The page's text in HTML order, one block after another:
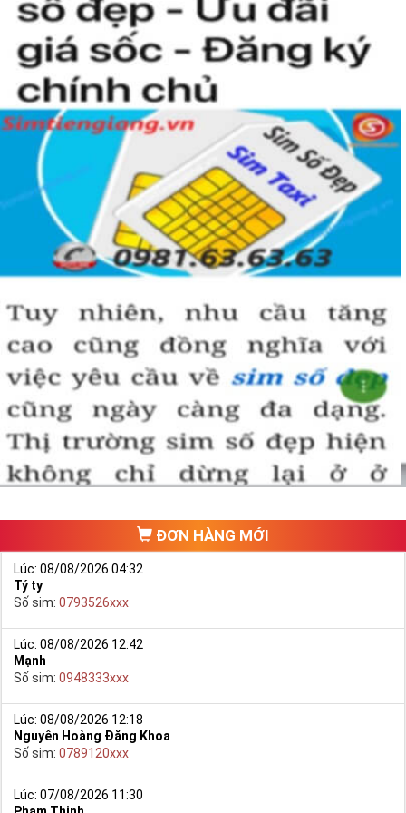
nào rồi?
Hướng dẫn mua Sim Tứ Quý 2 tại
Simtiengiang.vn.
Sim Tiền Giang là đơn vị cung cấp
Tứ Quý, sim giá rẻ uy
tín chất lượng.
Chọn mua sim số đẹp thường mất nhiều thời gian ở khoản lựa số,
một số phải vừa đẹp, vừa tốt về phong thủy thì mới là sim hoàn
hảo. Vậy phải làm sao?
- Cách nhanh nhất để chọn mua được Sim Tứ Quý 2 là bạn vào
trang chủ của Sim Tiền Giang, chọn mục “
Sim giảm giá
“ ở ngay đầu
trang chủ. Đây là danh sách sim được đại lý giảm giá vì một số lý
Ngoài ra quý khách chưa ưng ý về Sim Tứ Quý 2 có cũng thể tham
khảo thêm Sim Vinaphone,Sim Gmobile, Sim Tứ Quý Giữa
ĐƠN HÀNG MỚI
Lúc: 08/08/2026 04:32
Tý ty
Số sim: 0793526xxx
Lúc: 08/08/2026 12:42
Mạnh
Số sim: 0948333xxx
Lúc: 08/08/2026 12:18
Nguyễn Hoàng Đăng Khoa
Số sim: 0789120xxx
Lúc: 07/08/2026 11:30